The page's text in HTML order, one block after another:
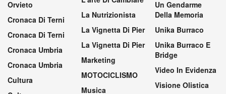
Orvieto
Cronaca Di Terni
Cronaca Di Terni
Cronaca Umbria
Cronaca Umbria
Cultura
La Nutrizionista
La Vignetta Di Pier
La Vignetta Di Pier
Marketing
MOTOCICLISMO
Musica
Un Gendarme
Della Memoria
Unika Burraco
Unika Burraco E
Bridge
Video In Evidenza
Visione Olistica